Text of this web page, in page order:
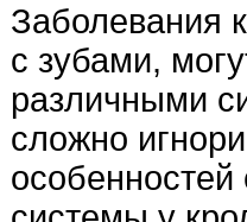
Заболевания
с зубами,
различными
сложно
особенностей